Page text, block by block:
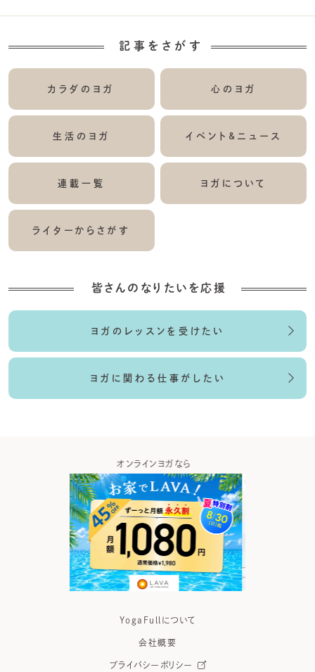
記事をさがす
カラダのヨガ 心のヨガ
生活のヨガ イベント&ニュース
連載一覧 ヨガについて
ライターからさがす
皆さんのなりたいを応援
ヨガのレッスンを受けたい
ヨガに関わる仕事がしたい
ヨガの資格取得なら
YogaFullについて
会社概要
プライバシーポリシー